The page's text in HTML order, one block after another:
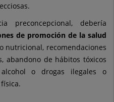
preconcepcional, debería
de promoción de la salud
nutricional, recomendaciones
abandono de hábitos tóxicos
o drogas ilegales o